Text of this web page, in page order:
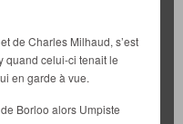
de Charles Milhaud, s’est
quand celui-ci tenait le
en garde à vue.
Borloo alors Umpiste